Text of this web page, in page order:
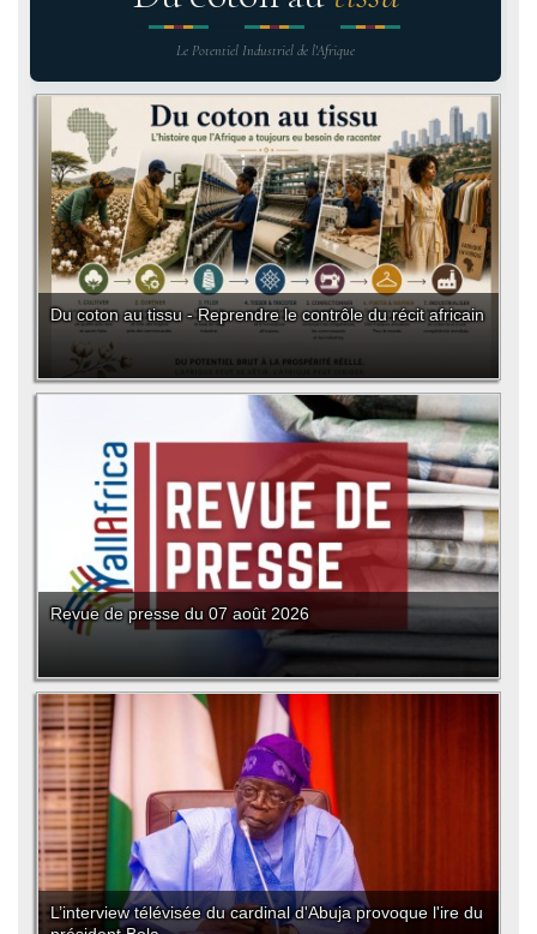
Le Potentiel Industriel de l'Afrique
Du coton au tissu - Reprendre le contrôle du récit africain
Revue de presse du 07 août 2026
L’interview télévisée du cardinal d'Abuja provoque l'ire du